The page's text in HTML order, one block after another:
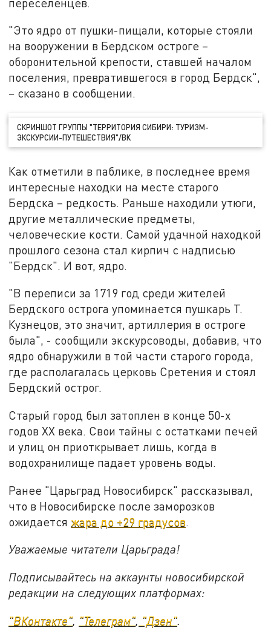
"Это ядро от пушки-пищали, которые стояли
на вооружении в Бердском остроге –
оборонительной крепости, ставшей началом
поселения, превратившегося в город Бердск",
– сказано в сообщении.
СКРИНШОТ ГРУППЫ "ТЕРРИТОРИЯ СИБИРИ: ТУРИЗМ-
ЭКСКУРСИИ-ПУТЕШЕСТВИЯ"/ВК
Как отметили в паблике, в последнее время
интересные находки на месте старого
Бердска – редкость. Раньше находили утюги,
другие металлические предметы,
человеческие кости. Самой удачной находкой
прошлого сезона стал кирпич с надписью
"Бердск". И вот, ядро.
"В переписи за 1719 год среди жителей
Бердского острога упоминается пушкарь Т.
Кузнецов, это значит, артиллерия в остроге
была", - сообщили экскурсоводы, добавив, что
ядро обнаружили в той части старого города,
где располагалась церковь Сретения и стоял
Бердский острог.
Старый город был затоплен в конце 50-х
годов ХХ века. Свои тайны с остатками печей
и улиц он приоткрывает лишь, когда в
водохранилище падает уровень воды.
Ранее "Царьград Новосибирск" рассказывал,
что в Новосибирске после заморозков
ожидается жара до +29 градусов.
Уважаемые читатели Царьграда!
Подписывайтесь на аккаунты новосибирской
редакции на следующих платформах:
"ВКонтакте", "Телеграм", "Дзен".